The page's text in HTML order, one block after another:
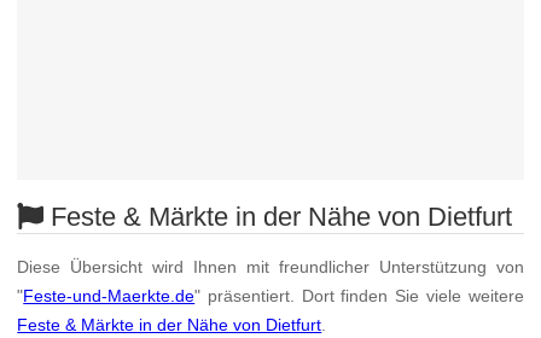
Feste & Märkte in der Nähe von Dietfurt
Diese Übersicht wird Ihnen mit freundlicher Unterstützung von
"Feste-und-Maerkte.de" präsentiert. Dort finden Sie viele weitere
Feste & Märkte in der Nähe von Dietfurt